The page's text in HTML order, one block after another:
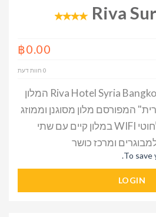
Riva
฿0.00
0 חוות דעת
ברוכים הבאים למלון Riva Hotel Syria Bangkok המלון
המפורסם מלון מסוגנן וממוזג
עם גלישה אינטרנט אלחוטי WIFI במלון קיים עם שתי
ומרכז כושר
To save
LOGIN